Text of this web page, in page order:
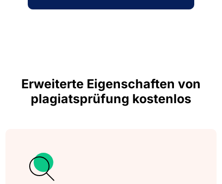
Erweiterte Eigenschaften von
plagiatsprüfung kostenlos